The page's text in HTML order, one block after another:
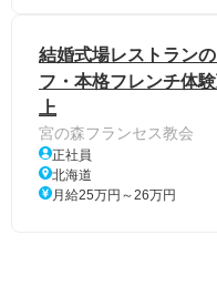
結婚式場レストラン
フ・本格フレンチ体
上
宮の森フランセス教会
正社員
北海道
月給25万円～26万円